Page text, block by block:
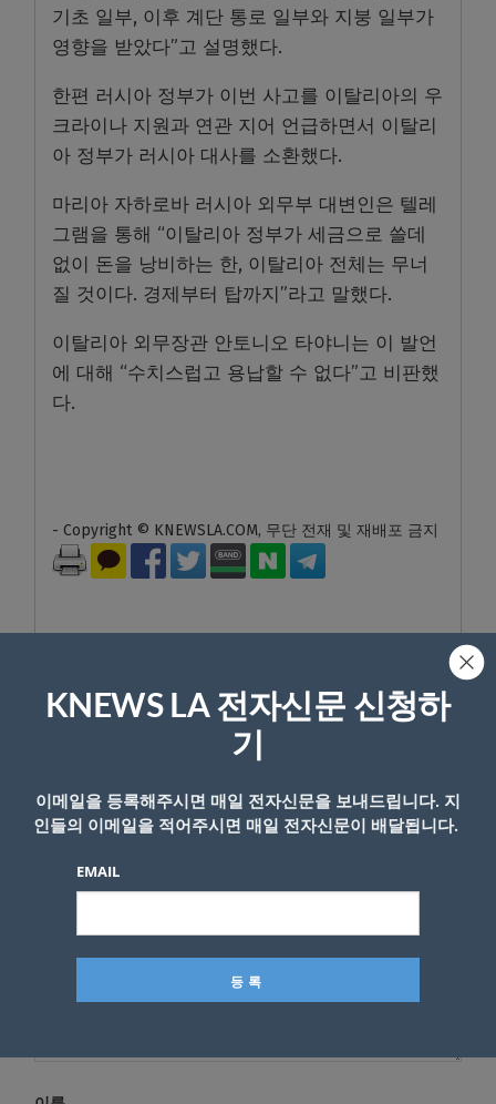
기초 일부, 이후 계단 통로 일부와 지붕 일부가
영향을 받았다”고 설명했다.
한편 러시아 정부가 이번 사고를 이탈리아의 우
크라이나 지원과 연관 지어 언급하면서 이탈리
아 정부가 러시아 대사를 소환했다.
마리아 자하로바 러시아 외무부 대변인은 텔레
그램을 통해 “이탈리아 정부가 세금으로 쓸데
없이 돈을 낭비하는 한, 이탈리아 전체는 무너
질 것이다. 경제부터 탑까지”라고 말했다.
이탈리아 외무장관 안토니오 타야니는 이 발언
에 대해 “수치스럽고 용납할 수 없다”고 비판했
다.
- Copyright © KNEWSLA.COM, 무단 전재 및 재배포 금지
답글 남기기
이메일 주소는 공개되지 않습니다.
댓글*
KNEWS LA 전자신문 신청하
기
이메일을 등록해주시면 매일 전자신문을 보내드립니다. 지
인들의 이메일을 적어주시면 매일 전자신문이 배달됩니다.
EMAIL